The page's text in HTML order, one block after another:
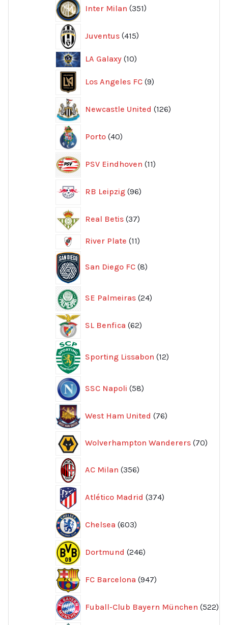
Inter Milan 351
produkter
Juventus 415
produkter
LA Galaxy 1010
Los Angeles FC 9
produkter
Newcastle United 126
produkter
Porto 40
produkter
PSV Eindhoven 11
produkter
RB Leipzig 96
produkter
Real Betis 37
produkter
River Plate 1111
San Diego FC 8produkter
SE Palmeiras 24
produkter
SL Benfica 62
produkter
Sporting Lissabon 12produkter
SSC Napoli 58
produkter
West Ham United 76
produkter
Wolverhampton Wanderers 70
AC Milan 356
produkter
Atlético Madrid 374
produkter
Chelsea 603
produkter
Dortmund 246
produkter
FC Barcelona 947
produkter
Fuball-Club Bayern München 522